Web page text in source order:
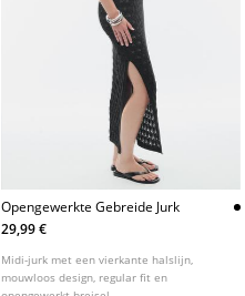
Opengewerkte Gebreide Jurk
29,99 €
Midi-jurk met een vierkante halslijn,
mouwloos design, regular fit en